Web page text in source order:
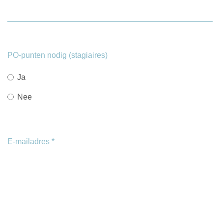
PO-punten nodig (stagiaires)
Ja
Nee
E-mailadres *